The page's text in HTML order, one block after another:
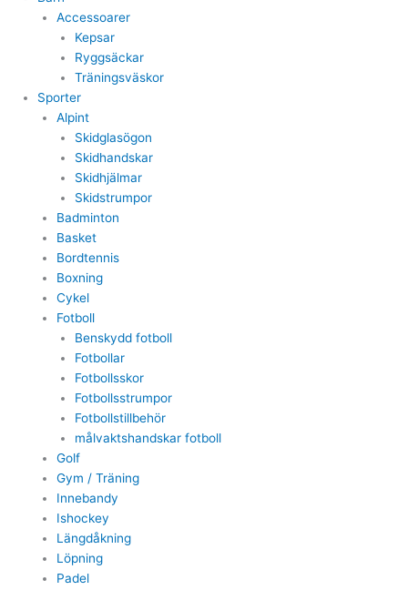
Accessoarer
Kepsar
Ryggsäckar
Träningsväskor
Sporter
Alpint
Skidglasögon
Skidhandskar
Skidhjälmar
Skidstrumpor
Badminton
Basket
Bordtennis
Boxning
Cykel
Fotboll
Benskydd fotboll
Fotbollar
Fotbollsskor
Fotbollsstrumpor
Fotbollstillbehör
målvaktshandskar fotboll
Golf
Gym / Träning
Innebandy
Ishockey
Längdåkning
Löpning
Padel